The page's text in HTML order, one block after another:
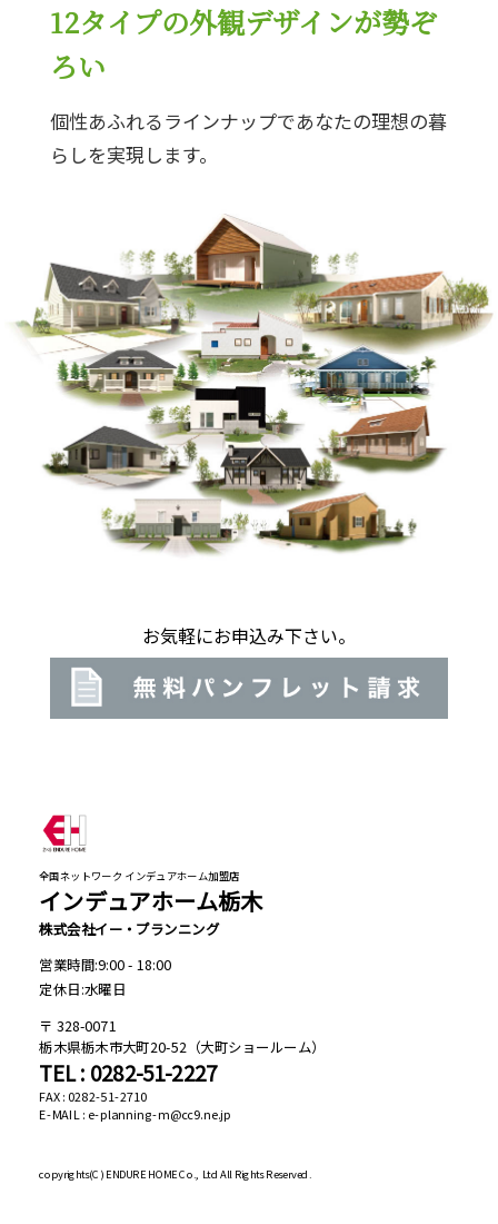
12タイプの外観デザインが勢ぞ
ろい
個性あふれるラインナップであなたの理想の暮
らしを実現します。
お気軽にお申込み下さい。
全国ネットワーク インデュアホーム加盟店
インデュアホーム栃木
株式会社イー・プランニング
営業時間:9:00 - 18:00
定休日:水曜日
328-0071
栃木県栃木市大町20-52（大町ショールーム）
TEL : 0282-51-2227
FAX : 0282-51-2710
E-MAIL : e-planning-m@cc9.ne.jp
copyrights(C)ENDURE HOME Co., Ltd All Rights Reserved.